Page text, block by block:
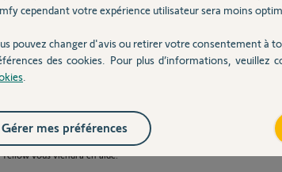
sur le site Somfy".
ans
vous viendra en aide.
cependant votre expérience utilisateur sera moins
pouvez changer d'avis ou retirer votre consentement à
des cookies. Pour plus d’informations, veuillez
Gérer mes préférences